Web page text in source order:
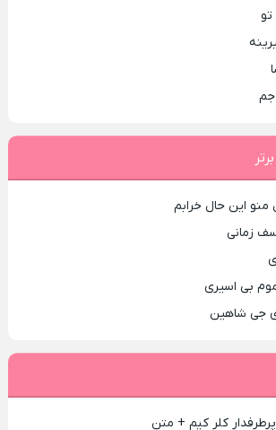
جم
این حال خرابم
زمانی
بی اسیری
کلر کیم + متن